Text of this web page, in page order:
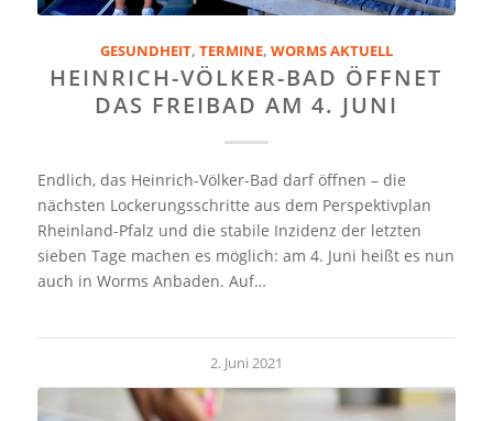
GESUNDHEIT, TERMINE, WORMS AKTUELL
HEINRICH-VÖLKER-BAD ÖFFNET
DAS FREIBAD AM 4. JUNI
Endlich, das Heinrich-Völker-Bad darf öffnen – die
nächsten Lockerungsschritte aus dem Perspektivplan
Rheinland-Pfalz und die stabile Inzidenz der letzten
sieben Tage machen es möglich: am 4. Juni heißt es nun
auch in Worms Anbaden. Auf…
2. Juni 2021